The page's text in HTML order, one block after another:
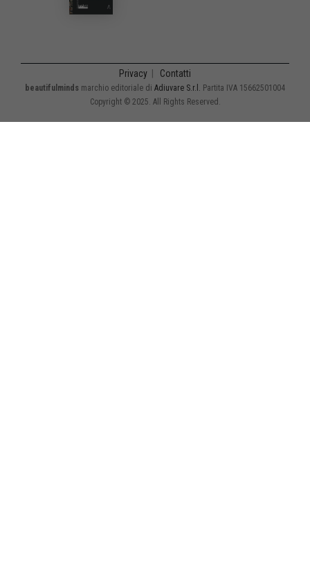
Privacy Contatti
beautifulminds marchio editoriale di Adiuvare S.r.l. Partita IVA 15662501004
Copyright © 2025. All Rights Reserved.